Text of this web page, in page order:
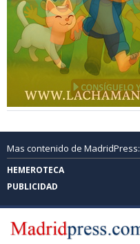
Mas contenido de MadridPress:
HEMEROTECA
PUBLICIDAD